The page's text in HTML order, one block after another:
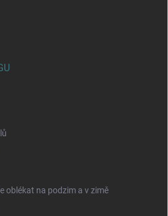
oblékat na podzim a v zimě